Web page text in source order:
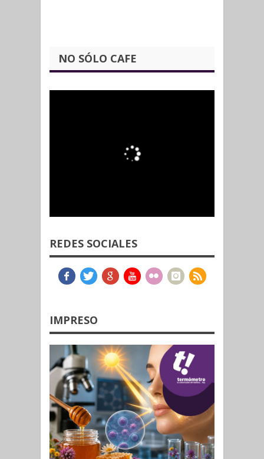
NO SÓLO CAFE
REDES SOCIALES
IMPRESO